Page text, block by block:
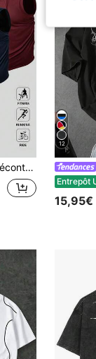
voyage quotidien et les sports
12
Entrepôt
15,95€